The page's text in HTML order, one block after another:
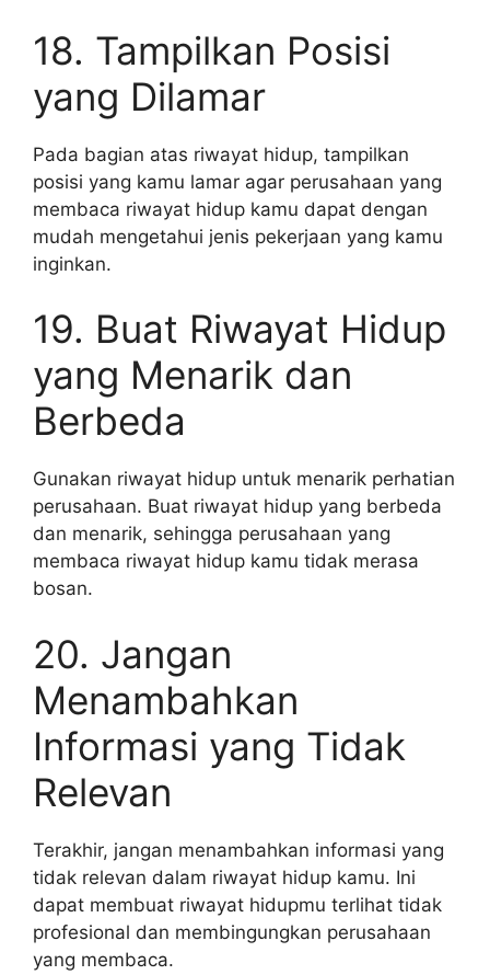
18. Tampilkan Posisi
yang Dilamar
Pada bagian atas riwayat hidup, tampilkan
posisi yang kamu lamar agar perusahaan yang
membaca riwayat hidup kamu dapat dengan
mudah mengetahui jenis pekerjaan yang kamu
inginkan.
19. Buat Riwayat Hidup
yang Menarik dan
Berbeda
Gunakan riwayat hidup untuk menarik perhatian
perusahaan. Buat riwayat hidup yang berbeda
dan menarik, sehingga perusahaan yang
membaca riwayat hidup kamu tidak merasa
bosan.
20. Jangan
Menambahkan
Informasi yang Tidak
Relevan
Terakhir, jangan menambahkan informasi yang
tidak relevan dalam riwayat hidup kamu. Ini
dapat membuat riwayat hidupmu terlihat tidak
profesional dan membingungkan perusahaan
yang membaca.